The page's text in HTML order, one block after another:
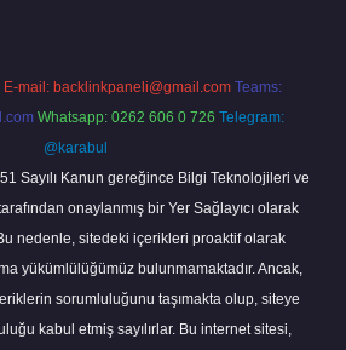
E-mail: backlinkpaneli@gmail.com Teams:
Whatsapp: 0262 606 0 726 Telegram:
@karabul
Sayılı Kanun gereğince Bilgi Teknolojileri ve
onaylanmış bir Yer Sağlayıcı olarak
nedenle, sitedeki içerikleri proaktif olarak
yükümlülüğümüz bulunmamaktadır. Ancak,
sorumluluğunu taşımakta olup, siteye
kabul etmiş sayılırlar. Bu internet sitesi,